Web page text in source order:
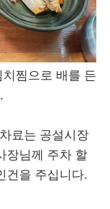
찜으로 배를 든
료는 공설시장
장님께 주차 할
건을 주십니다.